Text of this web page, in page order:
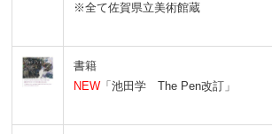
※全て佐賀県立美術館蔵
書籍
NEW「池田学 The Pen改訂」